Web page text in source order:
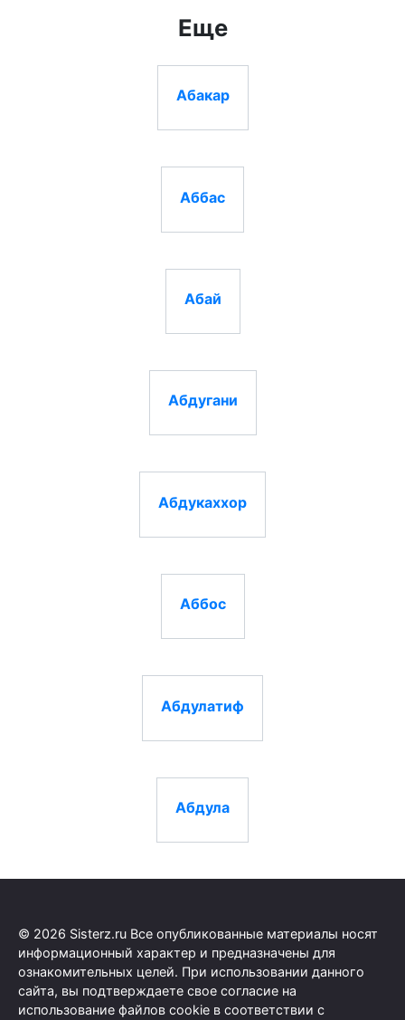
Еще
Абакар
Аббас
Абай
Абдугани
Абдукаххор
Аббос
Абдулатиф
Абдула
© 2026 Sisterz.ru Все опубликованные материалы носят
информационный характер и предназначены для
ознакомительных целей. При использовании данного
сайта, вы подтверждаете свое согласие на
использование файлов cookie в соответствии с